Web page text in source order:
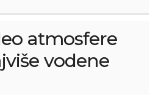
atmosfere
vodene